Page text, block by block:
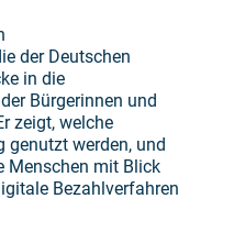
der Deutschen
in die
Bürgerinnen und
zeigt, welche
werden, und
Menschen mit Blick
Bezahlverfahren